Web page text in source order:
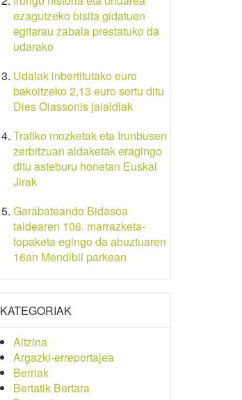
ezagutzeko bisita gidatuen
egitarau zabala prestatuko da
udarako
Udalak inbertitutako euro
bakoitzeko 2,13 euro sortu ditu
Dies Oiassonis jaialdiak
Trafiko mozketak eta Irunbusen
zerbitzuan aldaketak eragingo
ditu asteburu honetan Euskal
Jirak
Garabateando Bidasoa
taldearen 106. marrazketa-
topaketa egingo da abuztuaren
16an Mendibil parkean
KATEGORIAK
Aitzina
Argazki-erreportajea
Berriak
Bertatik Bertara